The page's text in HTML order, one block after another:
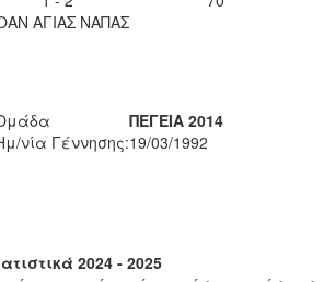
ΑΓΙΑΣ ΝΑΠΑΣ
ΠΕΓΕΙΑ 2014
νία Γέννησης:19/03/1992
2024 - 2025